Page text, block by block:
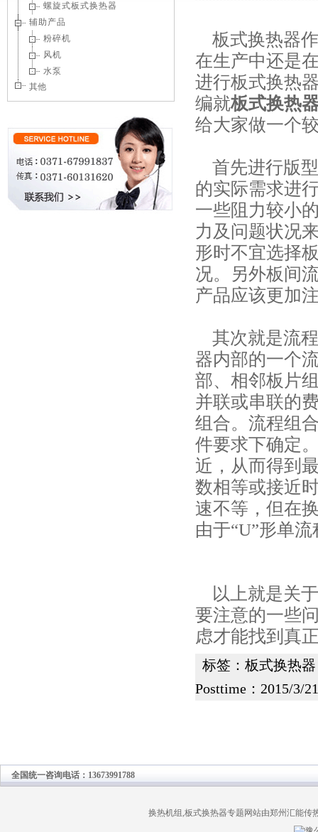
螺旋式板式换热器
辅助产品
粉碎机
风机
水泵
其他
板式换热器
在生产中还是
进行板式换热
编就板式换热
给大家做一个
首先进行版
的实际需求进
一些阻力较小
力及问题状况
形时不宜选择
况。另外板间
产品应该更加
其次就是流
器内部的一个
部、相邻板片
并联或串联的
组合。流程组
件要求下确定
近，从而得到
数相等或接近
速不等，但在
由于“U”形单
以上就是关
要注意的一些
虑才能找到真
标签： 板式换热器
Posttime：2015/3/
全国统一咨询电话：13673991788
换热机组,板式换热器专题网站由郑州汇能传